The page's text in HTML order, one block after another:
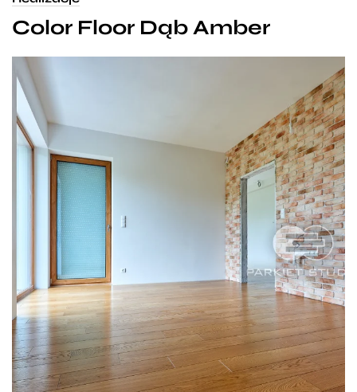
Color Floor Dąb Amber